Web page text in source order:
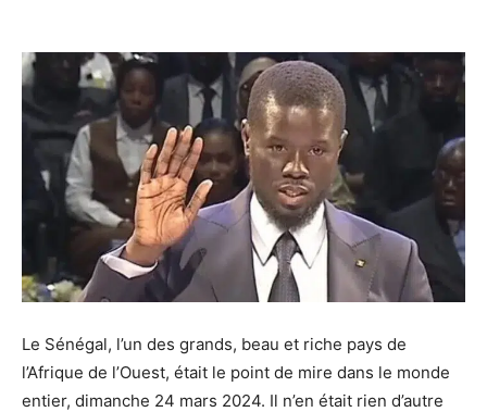
Le Sénégal, l’un des grands, beau et riche pays de
l’Afrique de l’Ouest, était le point de mire dans le monde
entier, dimanche 24 mars 2024. Il n’en était rien d’autre